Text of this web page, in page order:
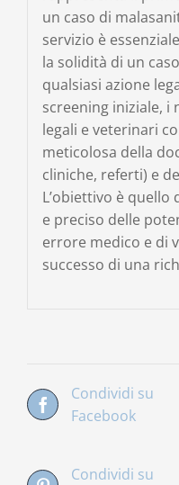
un caso di
servizio è
la solidità di un
qualsiasi azione
screening iniziale, i
legali e veterinari
meticolosa della
cliniche, referti) e
L’obiettivo è
e preciso delle
errore medico e di
successo di una
Condividi su
Facebook
Condividi su